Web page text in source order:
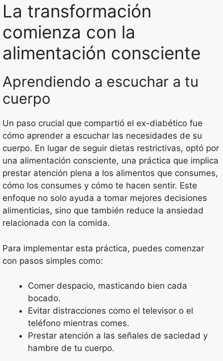
La transformación
comienza con la
alimentación consciente
Aprendiendo a escuchar a tu
cuerpo
Un paso crucial que compartió el ex-diabético fue
cómo aprender a escuchar las necesidades de su
cuerpo. En lugar de seguir dietas restrictivas, optó por
una alimentación consciente, una práctica que implica
prestar atención plena a los alimentos que consumes,
cómo los consumes y cómo te hacen sentir. Este
enfoque no solo ayuda a tomar mejores decisiones
alimenticias, sino que también reduce la ansiedad
relacionada con la comida.
Para implementar esta práctica, puedes comenzar
con pasos simples como:
Comer despacio, masticando bien cada
bocado.
Evitar distracciones como el televisor o el
teléfono mientras comes.
Prestar atención a las señales de saciedad y
hambre de tu cuerpo.